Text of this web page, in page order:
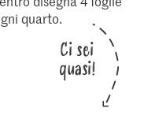
quarto.
Ci sei
quasi!